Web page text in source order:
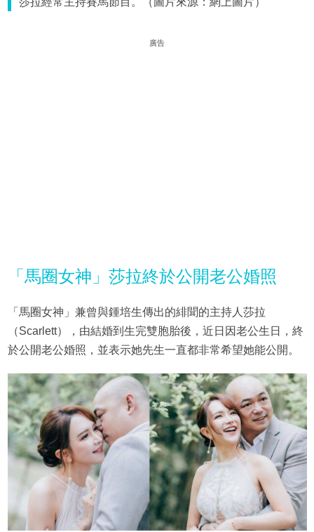
廣告
「馬圈女神」莎拉終於公開老公婚照
「馬圈女神」兼曾與鍾培生傳出的緋聞的主持人莎拉
（Scarlett），由結婚到生完雙胞胎後，近日因老公生日，終
於公開老公婚照，並表示她先生一直都非常希望她能公開。